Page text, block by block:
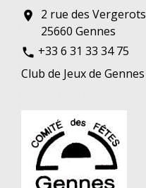
location_on
2 rue des Vergerots
25660 Gennes
phone +33 6 31 33 34 75
Club de Jeux de Gennes